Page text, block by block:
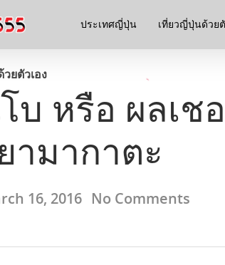
ประเทศญี่ปุ่น เที่ยวญี่ปุ่นด้วยตั
ยตัวเอง
บ หรือ ผลเช
ามากาตะ
16, 2016 No Comments